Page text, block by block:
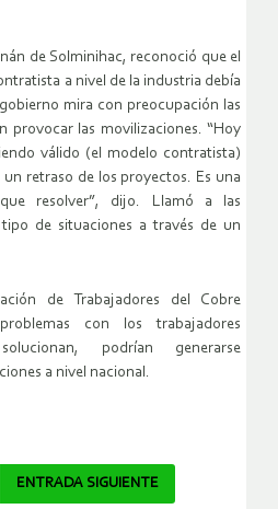
de Solminihac, reconoció que el
a nivel de la industria debía
mira con preocupación las
provocar las movilizaciones. “Hoy
válido (el modelo contratista)
retraso de los proyectos. Es una
resolver”, dijo. Llamó a las
de situaciones a través de un
de Trabajadores del Cobre
con los trabajadores
podrían generarse
a nivel nacional.
ENTRADA SIGUIENTE